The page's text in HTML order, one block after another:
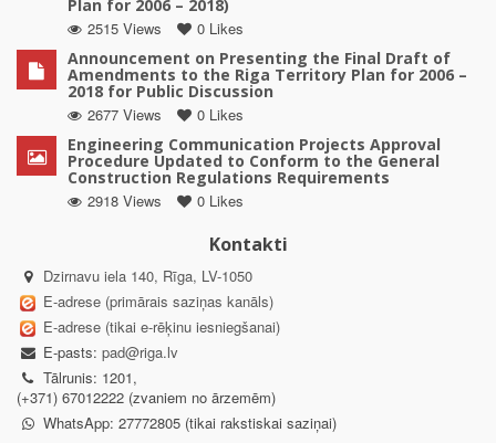
Plan for 2006 – 2018)
2515 Views
0 Likes
Announcement on Presenting the Final Draft of
Amendments to the Riga Territory Plan for 2006 –
2018 for Public Discussion
2677 Views
0 Likes
Engineering Communication Projects Approval
Procedure Updated to Conform to the General
Construction Regulations Requirements
2918 Views
0 Likes
Kontakti
Dzirnavu iela 140, Rīga, LV-1050
E-adrese (primārais saziņas kanāls)
E-adrese (tikai e-rēķinu iesniegšanai)
E-pasts: pad@riga.lv
Tālrunis: 1201,
(+371) 67012222 (zvaniem no ārzemēm)
WhatsApp: 27772805 (tikai rakstiskai saziņai)